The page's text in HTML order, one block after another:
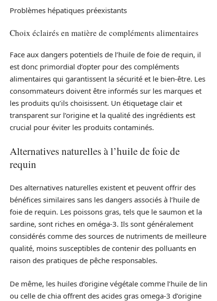
Problèmes hépatiques préexistants
Choix éclairés en matière de compléments alimentaires
Face aux dangers potentiels de l’huile de foie de requin, il
est donc primordial d’opter pour des compléments
alimentaires qui garantissent la sécurité et le bien-être. Les
consommateurs doivent être informés sur les marques et
les produits qu’ils choisissent. Un étiquetage clair et
transparent sur l’origine et la qualité des ingrédients est
crucial pour éviter les produits contaminés.
Alternatives naturelles à l’huile de foie de
requin
Des alternatives naturelles existent et peuvent offrir des
bénéfices similaires sans les dangers associés à l’huile de
foie de requin. Les poissons gras, tels que le saumon et la
sardine, sont riches en oméga-3. Ils sont généralement
considérés comme des sources de nutriments de meilleure
qualité, moins susceptibles de contenir des polluants en
raison des pratiques de pêche responsables.
De même, les huiles d’origine végétale comme l’huile de lin
ou celle de chia offrent des acides gras omega-3 d’origine